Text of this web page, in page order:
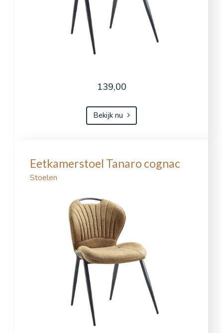
139,00
Bekijk nu
Eetkamerstoel Tanaro cognac
Stoelen